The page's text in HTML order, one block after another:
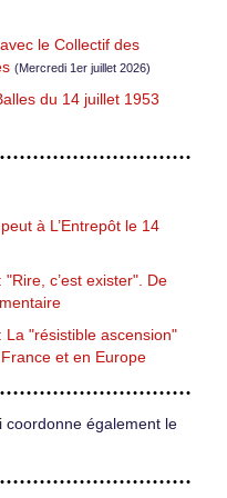
le Collectif des
(Mercredi 1er juillet 2026)
du 14 juillet 1953
à L’Entrepôt le 14
"Rire, c’est exister". De
La "résistible ascension"
et en Europe
coordonne également le